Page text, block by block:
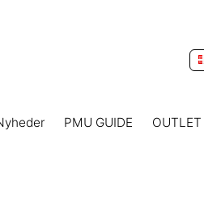
PMU GUIDE OUTLET